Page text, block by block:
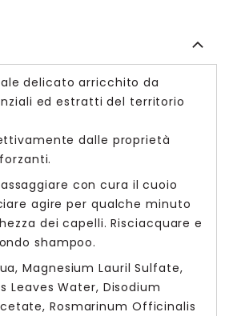
delicato arricchito da
ed estratti del territorio
dalle proprietà
con cura il cuoio
agire per qualche minuto
dei capelli. Risciacquare e
shampoo.
Magnesium Lauril Sulfate,
Leaves Water, Disodium
Rosmarinum Officinalis